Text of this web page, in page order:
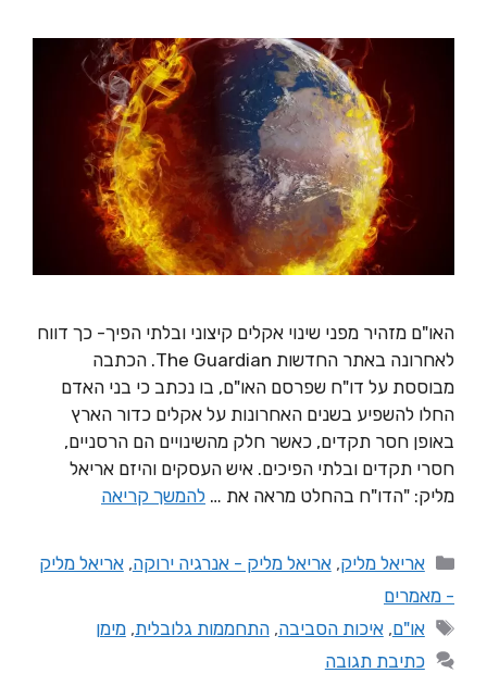
האו"ם מזהיר מפני שינוי אקלים קיצוני ובלתי הפיך- כך דווח
לאחרונה באתר החדשות The Guardian. הכתבה
מבוססת על דו"ח שפרסם האו"ם, בו נכתב כי בני האדם
החלו להשפיע בשנים האחרונות על אקלים כדור הארץ
באופן חסר תקדים, כאשר חלק מהשינויים הם הרסניים,
חסרי תקדים ובלתי הפיכים. איש העסקים והיזם אריאל
מליק: "הדו"ח בהחלט מראה את … להמשך קריאה
אריאל מליק,אריאל מליק - אנרגיה ירוקה,אריאל מליק
- מאמרים
או"ם,איכות הסביבה,התחממות גלובלית,מימן
כתיבת תגובה